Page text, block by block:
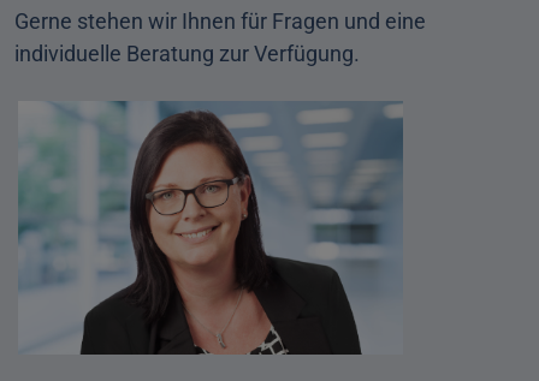
Gerne stehen wir Ihnen für Fragen und eine
individuelle Beratung zur Verfügung.